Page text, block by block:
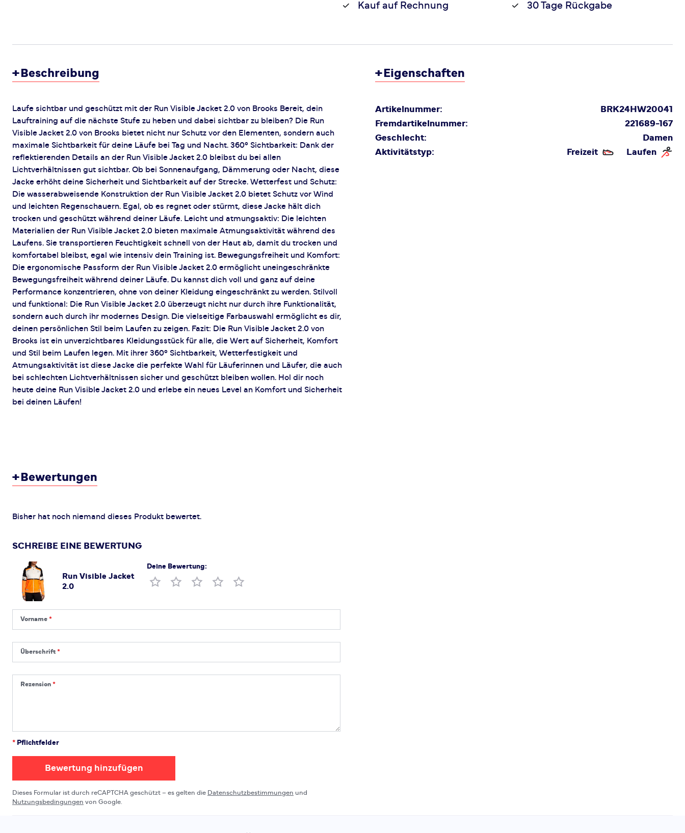
Kauf auf Rechnung 30 Tage Rückgabe
+ Beschreibung
Laufe sichtbar und geschützt mit der Run Visible Jacket 2.0 von Brooks Bereit, dein
Lauftraining auf die nächste Stufe zu heben und dabei sichtbar zu bleiben? Die Run
Visible Jacket 2.0 von Brooks bietet nicht nur Schutz vor den Elementen, sondern auch
maximale Sichtbarkeit für deine Läufe bei Tag und Nacht. 360° Sichtbarkeit: Dank der
reflektierenden Details an der Run Visible Jacket 2.0 bleibst du bei allen
Lichtverhältnissen gut sichtbar. Ob bei Sonnenaufgang, Dämmerung oder Nacht, diese
Jacke erhöht deine Sicherheit und Sichtbarkeit auf der Strecke. Wetterfest und Schutz:
Die wasserabweisende Konstruktion der Run Visible Jacket 2.0 bietet Schutz vor Wind
und leichten Regenschauern. Egal, ob es regnet oder stürmt, diese Jacke hält dich
trocken und geschützt während deiner Läufe. Leicht und atmungsaktiv: Die leichten
Materialien der Run Visible Jacket 2.0 bieten maximale Atmungsaktivität während des
Laufens. Sie transportieren Feuchtigkeit schnell von der Haut ab, damit du trocken und
komfortabel bleibst, egal wie intensiv dein Training ist. Bewegungsfreiheit und Komfort:
Die ergonomische Passform der Run Visible Jacket 2.0 ermöglicht uneingeschränkte
Bewegungsfreiheit während deiner Läufe. Du kannst dich voll und ganz auf deine
Performance konzentrieren, ohne von deiner Kleidung eingeschränkt zu werden. Stilvoll
und funktional: Die Run Visible Jacket 2.0 überzeugt nicht nur durch ihre Funktionalität,
sondern auch durch ihr modernes Design. Die vielseitige Farbauswahl ermöglicht es dir,
deinen persönlichen Stil beim Laufen zu zeigen. Fazit: Die Run Visible Jacket 2.0 von
Brooks ist ein unverzichtbares Kleidungsstück für alle, die Wert auf Sicherheit, Komfort
und Stil beim Laufen legen. Mit ihrer 360° Sichtbarkeit, Wetterfestigkeit und
Atmungsaktivität ist diese Jacke die perfekte Wahl für Läuferinnen und Läufer, die auch
bei schlechten Lichtverhältnissen sicher und geschützt bleiben wollen. Hol dir noch
heute deine Run Visible Jacket 2.0 und erlebe ein neues Level an Komfort und Sicherheit
bei deinen Läufen!
+ Eigenschaften
Artikelnummer:
BRK24HW20041
Fremdartikelnummer:
221689-167
Geschlecht:
Damen
Aktivitätstyp:
Freizeit Laufen
+ Bewertungen
Bisher hat noch niemand dieses Produkt bewertet.
SCHREIBE EINE BEWERTUNG
Run Visible Jacket
2.0
Deine Bewertung:
Produktbewertung
Vorname
Vorname
Überschrift
Überschrift
Rezension
Rezension
* Pflichtfelder
Bewertung hinzufügen
Dieses Formular ist durch reCAPTCHA geschützt – es gelten die Datenschutzbestimmungen und
Nutzungsbedingungen von Google.